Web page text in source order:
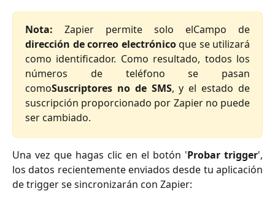
Nota: Zapier permite solo elCampo de
dirección de correo electrónicoque se utilizará
como identificador. Como resultado, todos los
números de teléfono se pasan
comoSuscriptores no de SMS, y el estado de
suscripción proporcionado por Zapier no puede
ser cambiado.
Una vez que hagas clic en el botón 'Probar trigger',
los datos recientemente enviados desde tu aplicación
de trigger se sincronizarán con Zapier: